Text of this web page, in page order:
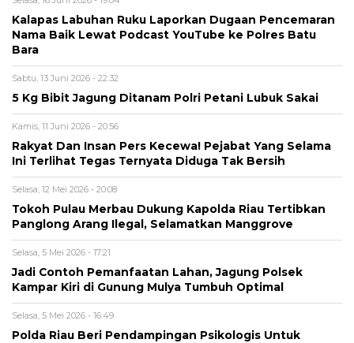
Kalapas Labuhan Ruku Laporkan Dugaan Pencemaran
Nama Baik Lewat Podcast YouTube ke Polres Batu
Bara
Sabtu, 13 Juni 2026 - 22:32
5 Kg Bibit Jagung Ditanam Polri Petani Lubuk Sakai
Kamis, 11 Juni 2026 - 20:56
Rakyat Dan Insan Pers Kecewa! Pejabat Yang Selama
Ini Terlihat Tegas Ternyata Diduga Tak Bersih
Selasa, 12 Mei 2026 - 20:08
Tokoh Pulau Merbau Dukung Kapolda Riau Tertibkan
Panglong Arang Ilegal, Selamatkan Manggrove
Selasa, 5 Mei 2026 - 17:21
Jadi Contoh Pemanfaatan Lahan, Jagung Polsek
Kampar Kiri di Gunung Mulya Tumbuh Optimal
Selasa, 5 Mei 2026 - 16:49
Polda Riau Beri Pendampingan Psikologis Untuk